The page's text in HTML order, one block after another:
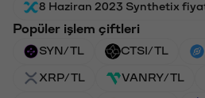
8 Haziran 2023 Synthetix
Popüler işlem çiftleri
SYN/TL CTSI/TL
XRP/TL VANRY/TL